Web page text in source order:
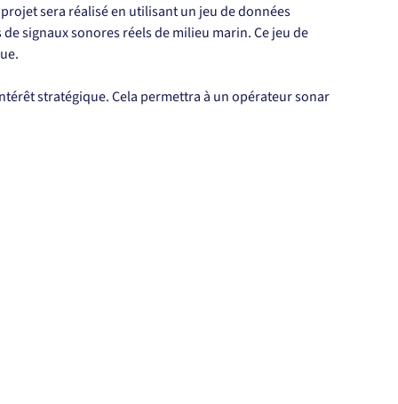
sera réalisé en utilisant un jeu de données
signaux sonores réels de milieu marin. Ce jeu de
stratégique. Cela permettra à un opérateur sonar